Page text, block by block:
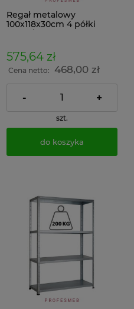
Regał metalowy
100x118x30cm 4 półki
dokumenty w archiwum i
do magazynu
575,64 zł
Cena netto: 468,00 zł
- +
szt.
do koszyka